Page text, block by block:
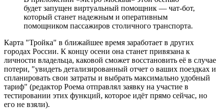
будет запущен виртуальный помощник — чат-бот,
который станет надежным и оперативным
помощником пассажиров столичного транспорта.
Карта "Тройка" в ближайшее время заработает в других
городах России. К концу осени она станет привязана к
личности владельца, каковой сможет восстановить её в случае
потери, "увидеть детализированный отчет о ваших поездках и
спланировать свои затраты и выбрать максимально удобный
тариф" (редактор Роема отправлял заявку на участие в
тестировании этих функций, которое идёт прямо сейчас, но
его не взяли).